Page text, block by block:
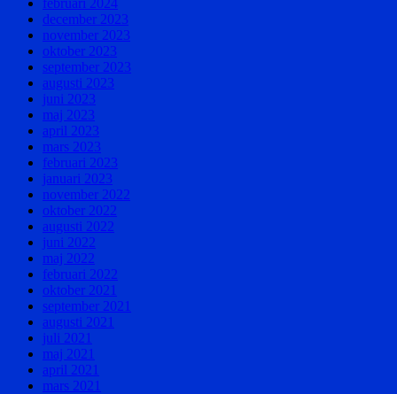
december 2023
november 2023
oktober 2023
september 2023
augusti 2023
juni 2023
maj 2023
april 2023
mars 2023
februari 2023
januari 2023
november 2022
oktober 2022
augusti 2022
juni 2022
maj 2022
februari 2022
oktober 2021
september 2021
augusti 2021
juli 2021
maj 2021
april 2021
mars 2021